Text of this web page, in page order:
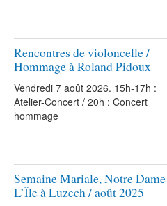
Rencontres de violoncelle /
Hommage à Roland Pidoux
Vendredi 7 août 2026. 15h-17h :
Atelier-Concert / 20h : Concert
hommage
Semaine Mariale, Notre
L’Île à Luzech / août 2025